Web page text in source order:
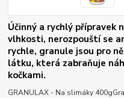
Účinný a rychlý přípravek
vlhkosti, nerozpouští se
rychle, granule jsou pro
látku, která zabraňuje
kočkami.
GRANULAX - Na slimáky